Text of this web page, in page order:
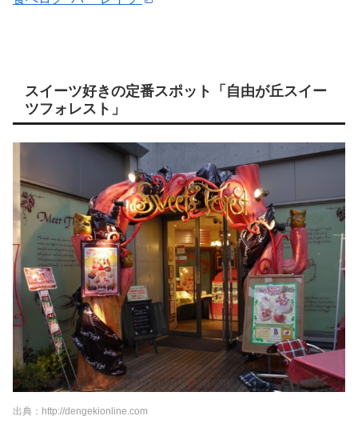
スイーツ好きの定番スポット「自由が丘スイー
ツフォレスト」
出典：http://dengekionline.com